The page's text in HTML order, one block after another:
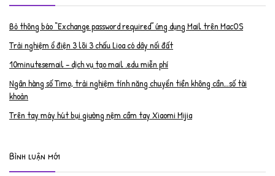
Bỏ thông báo “Exchange password required” ứng dụng Mail trên MacOS
Trải nghiệm ổ điện 3 lõi 3 chấu Lioa có dây nối đất
10minutesemail – dịch vụ tạo mail .edu miễn phí
Ngân hàng số Timo, trải nghiệm tính năng chuyển tiền không cần…số tài
khoản
Trên tay máy hút bụi giường nệm cầm tay Xiaomi Mijia
Bình luận mới